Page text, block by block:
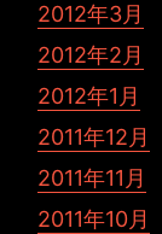
2012年3月
2012年2月
2012年1月
2011年12月
2011年11月
2011年10月